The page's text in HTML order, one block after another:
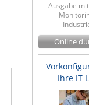
Ausgabe
Online
Ihre IT